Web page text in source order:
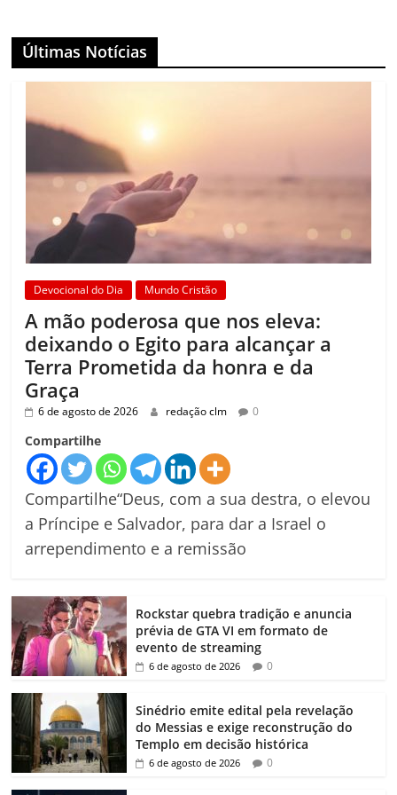
Últimas Notícias
Devocional do Dia Mundo Cristão
A mão poderosa que nos eleva:
deixando o Egito para alcançar a
Terra Prometida da honra e da
Graça
6 de agosto de 2026 redação clm 0
Compartilhe
Compartilhe“Deus, com a sua destra, o elevou
a Príncipe e Salvador, para dar a Israel o
arrependimento e a remissão
Rockstar quebra tradição e anuncia
prévia de GTA VI em formato de
evento de streaming
6 de agosto de 2026 0
Sinédrio emite edital pela revelação
do Messias e exige reconstrução do
Templo em decisão histórica
6 de agosto de 2026 0